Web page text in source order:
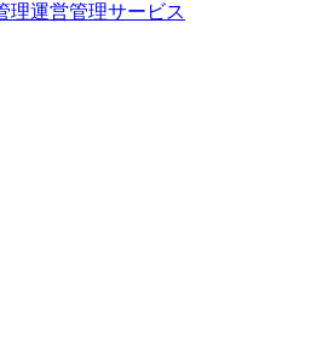
理運営管理サービス